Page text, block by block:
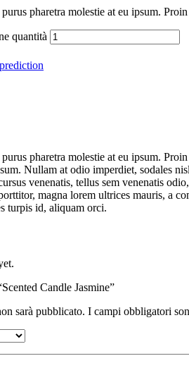
pharetra molestie at eu ipsum.
quantità
prediction
pharetra molestie at eu ipsum.
Nullam at odio imperdiet, sodales
venenatis, tellus sem venenatis
magna lorem ultrices mauris, a
turpis id, aliquam orci.
Candle Jasmine”
sarà pubblicato. I campi obbligatori